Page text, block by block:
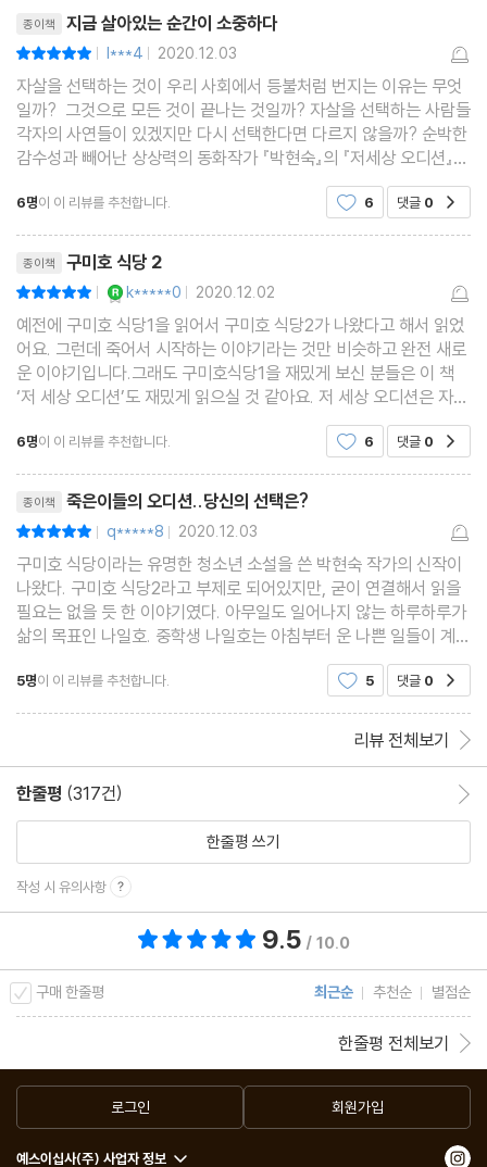
죽음을 선택하여 저
종이책 지금 살아있는 순간이 소중하다
| l***4 | 2020.12.03
자살을 선택하는 것이 우리 사회에서 등불처럼 번지는 이유는 무엇
일까? 그것으로 모든 것이 끝나는 것일까? 자살을 선택하는 사람들
각자의 사연들이 있겠지만 다시 선택한다면 다르지 않을까? 순박한
감수성과 빼어난 상상력의 동화작가 『박현숙』의 『저세상 오디션』
(특별한 서제 펴냄)은 『구미호 식당』에 이어 펴낸 청소년 소설이다.
이전 작품 '구미호 식당'에서 갑자기 죽은
6명이 이 리뷰를 추천합니다. 6 댓글 0
종이책 구미호 식당 2
| k*****0 | 2020.12.02
예전에 구미호 식당1을 읽어서 구미호 식당2가 나왔다고 해서 읽었
어요. 그런데 죽어서 시작하는 이야기라는 것만 비슷하고 완전 새로
운 이야기입니다.그래도 구미호식당1을 재밌게 보신 분들은 이 책
‘저 세상 오디션’도 재밌게 읽으실 것 같아요. 저 세상 오디션은 자살
한 영혼들의 이야기입니다. 이 책의 배경을 설명하자면, 자살하면 저
승에 가지 못하고 여기저기 떠돌아야합니다.
6명이 이 리뷰를 추천합니다. 6 댓글 0
종이책 죽은이들의 오디션..당신의 선택은?
| q*****8 | 2020.12.03
구미호 식당이라는 유명한 청소년 소설을 쓴 박현숙 작가의 신작이
나왔다. 구미호 식당2라고 부제로 되어있지만, 굳이 연결해서 읽을
필요는 없을 듯 한 이야기였다. 아무일도 일어나지 않는 하루하루가
삶의 목표인 나일호. 중학생 나일호는 아침부터 운 나쁜 일들이 계속
되던 어느날, 빌딩 옥상에 위태위태 서있는 같은 학교의 천재 래퍼
나도희를 구하려다 같이 죽는다. 덕분에 "스스
5명이 이 리뷰를 추천합니다. 5 댓글 0
리뷰 전체보기
한줄평 (317건)
한줄평 쓰기
작성 시 유의사항
9.5 / 10.0
구매 한줄평 최근순 추천순 별점순
한줄평 전체보기
로그인 회원가입
예스이십사(주) 사업자 정보